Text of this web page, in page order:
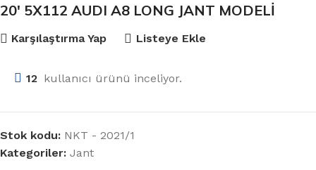
20′ 5X112 AUDI A8 LONG JANT MODELİ
Karşılaştırma Yap Listeye Ekle
12 kullanıcı ürünü inceliyor.
Stok kodu: NKT - 2021/1
Kategoriler: Jant